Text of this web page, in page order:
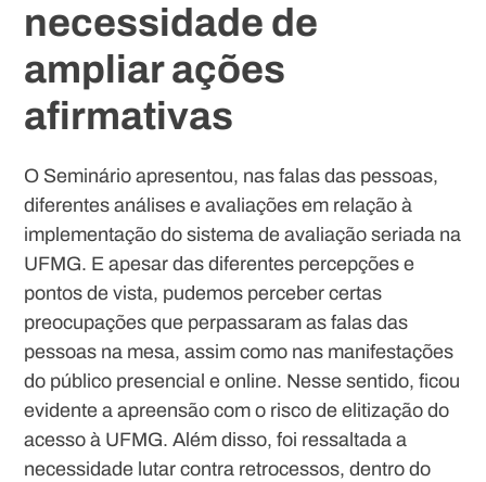
necessidade de
ampliar ações
afirmativas
O Seminário apresentou, nas falas das pessoas,
diferentes análises e avaliações em relação à
implementação do sistema de avaliação seriada na
UFMG. E apesar das diferentes percepções e
pontos de vista, pudemos perceber certas
preocupações que perpassaram as falas das
pessoas na mesa, assim como nas manifestações
do público presencial e online. Nesse sentido, ficou
evidente a apreensão com o risco de elitização do
acesso à UFMG. Além disso, foi ressaltada a
necessidade lutar contra retrocessos, dentro do